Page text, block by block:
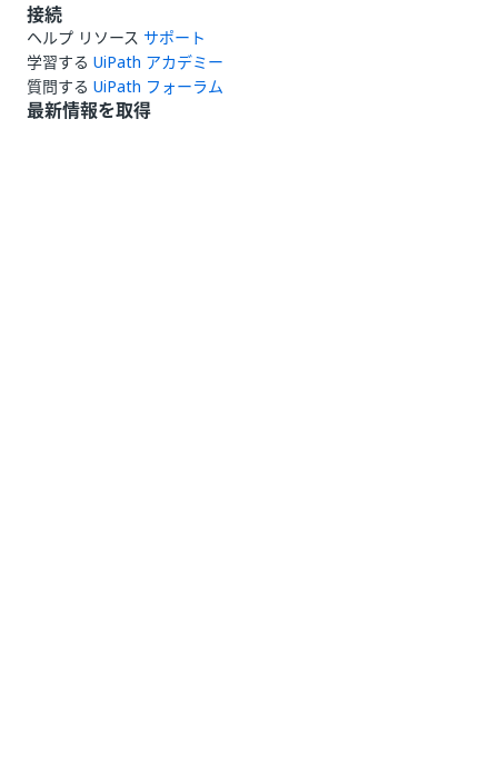
接続
ヘルプ リソース サポート
学習する UiPath アカデミー
質問する UiPath フォーラム
最新情報を取得